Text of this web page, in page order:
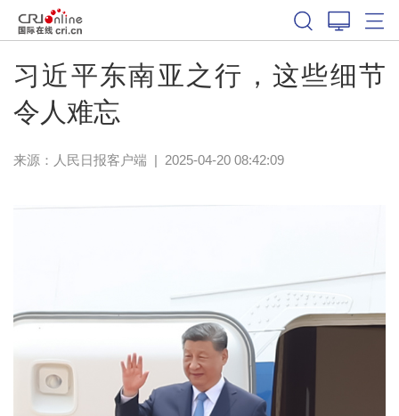
习近平东南亚之行，这些细节
令人难忘
来源： 人民日报客户端 | 2025-04-20 08:42:09